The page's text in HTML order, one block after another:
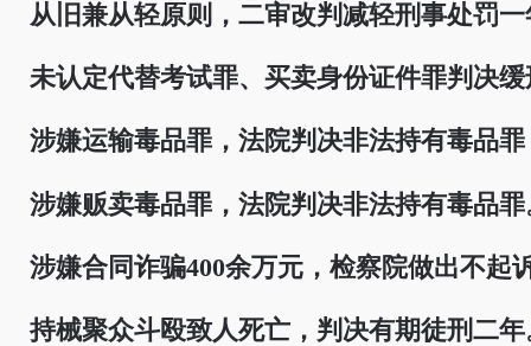
从旧兼从轻原则，二审改判减轻刑事处罚
未认定代替考试罪、买卖身份证件罪判决
涉嫌运输毒品罪，法院判决非法持有毒品罪
涉嫌贩卖毒品罪，法院判决非法持有毒品罪
涉嫌合同诈骗400余万元，检察院做出不起
持械聚众斗殴致人死亡，判决有期徒刑二年